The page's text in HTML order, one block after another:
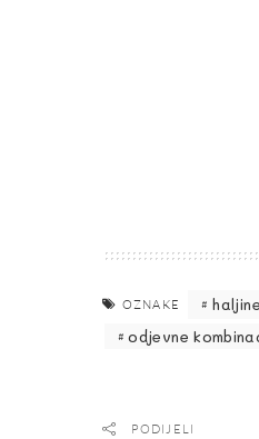
OZNAKE
odjevne
PODIJELI